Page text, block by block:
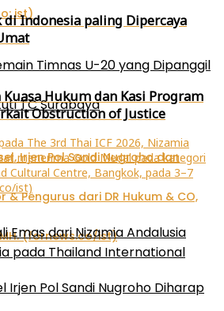
Timnas U-20 yang Dipanggil
TC Surabaya
Irjen Pol Sandi Nugroho Diharap
di Indonesia paling Dipercaya
Hukum dan Kasi Program
Obstruction of Justice
Emas dari Nizamia Andalusia
pada Thailand International